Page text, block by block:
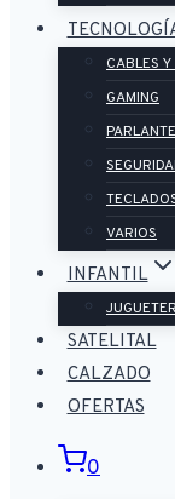
CABLES
GAMING
VARIOS
INFANTIL
SATELITAL
CALZADO
OFERTAS
0